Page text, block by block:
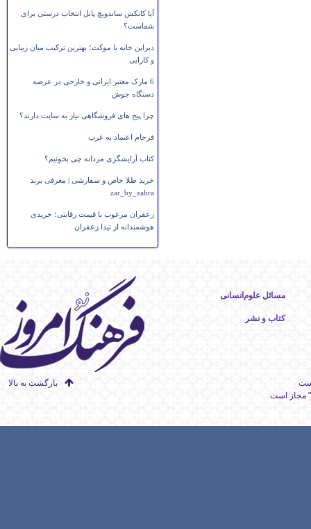
آیا کانکس ساندویچ پانل انتخاب درستی برای
شماست؟
دیزاین خانه با موکت؛ بهترین ترکیب میان زیبایی
و کارایی
6 مارک معتبر ایرانی و خارجی در عرضه
دستگاه جوش
چرا پیج های فروشگاهی نیاز به سایت دارند؟
فرجام اعتماد به غرب
کتاب آرایشگری مردانه چی بخونیم؟
خرید طلا خاص و سفارشی | معرفی برند
zar_by_zahra
زعفران مرغوب با قیمت رقابتی؛ خریدی
هوشمندانه از تیدا زعفران
مسائل علوم‌انسانی
کتاب و نشر
بازگشت به بالا
" مجاز است